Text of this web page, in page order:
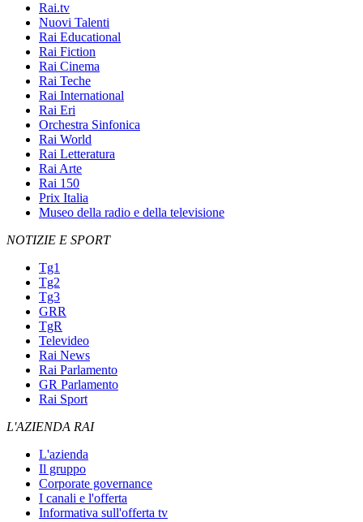
Rai.tv
Nuovi Talenti
Rai Educational
Rai Fiction
Rai Cinema
Rai Teche
Rai International
Rai Eri
Orchestra Sinfonica
Rai World
Rai Letteratura
Rai Arte
Rai 150
Prix Italia
Museo della radio e della televisione
NOTIZIE E SPORT
Tg1
Tg2
Tg3
GRR
TgR
Televideo
Rai News
Rai Parlamento
GR Parlamento
Rai Sport
L'AZIENDA RAI
L'azienda
Il gruppo
Corporate governance
I canali e l'offerta
Informativa sull'offerta tv